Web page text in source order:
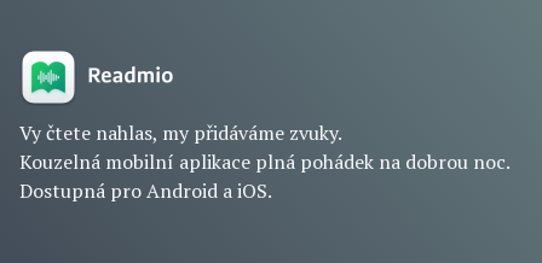
Vy čtete nahlas, my přidáváme zvuky.
Kouzelná mobilní aplikace plná pohádek na dobrou noc.
Dostupná pro Android a iOS.